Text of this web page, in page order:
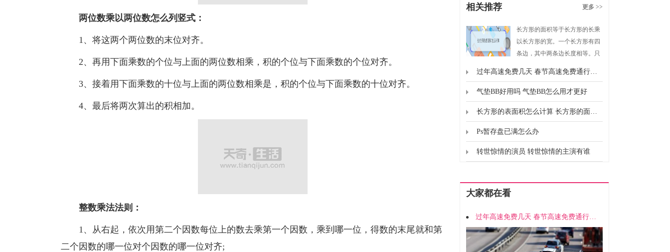
两位数乘以两位数怎么列竖式：
1、将这两个两位数的末位对齐。
2、再用下面乘数的个位与上面的两位数相乘，积的个位与下面乘数的个位对齐。
3、接着用下面乘数的十位与上面的两位数相乘是，积的个位与下面乘数的十位对齐。
4、最后将两次算出的积相加。
整数乘法法则：
1、从右起，依次用第二个因数每位上的数去乘第一个因数，乘到哪一位，得数的末尾就和第
二个因数的哪一位对个因数的哪一位对齐;
相关推荐 更多 >>
长方形的面积等于长方形的长乘
以长方形的宽。一个长方形有四
条边，其中两条边长度相等。只
果我们知道长方形的面积和长方
形的长，就可以求出长方形的
宽。
过年高速免费几天 春节高速免费通行时间
气垫BB好用吗 气垫BB怎么用才更好
长方形的表面积怎么计算 长方形的面积怎么计算的
Ps暂存盘已满怎么办
转世惊情的演员 转世惊情的主演有谁
大家都在看
过年高速免费几天 春节高速免费通行时间